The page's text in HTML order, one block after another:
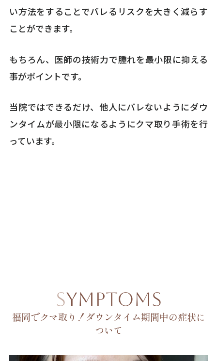
い方法をすることでバレるリスクを大きく減らす
ことができます。
もちろん、医師の技術力で腫れを最小限に抑える
事がポイントです。
当院ではできるだけ、他人にバレないようにダウ
ンタイムが最小限になるようにクマ取り手術を行
っています。
SYMPTOMS
福岡でクマ取り！ダウンタイム期間中の症状に
ついて